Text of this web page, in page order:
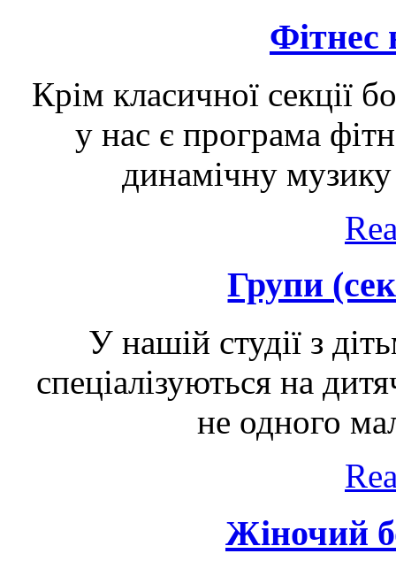
Фітнес
Крім класичної секції
у нас є програма
динамічну
Групи
У нашій студії з
спеціалізуються на
не одного
Жіночий